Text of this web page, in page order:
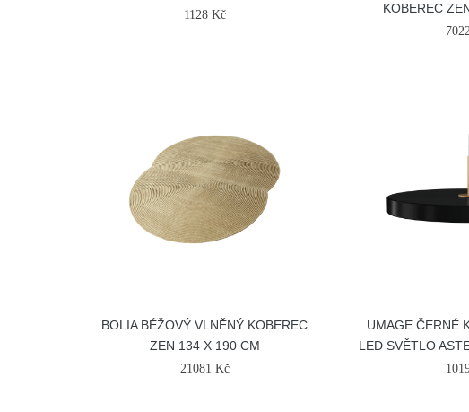
1128 Kč
KOBEREC
BOLIA BÉŽOVÝ VLNĚNÝ KOBEREC
ZEN 134 X 190 CM
21081 Kč
UMAGE ČERNÉ
LED SVĚTLO